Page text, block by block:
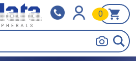
0
BOX NOW